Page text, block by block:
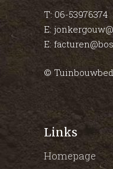
T: 06-53976374
E:
E:
©
Links
Homepage